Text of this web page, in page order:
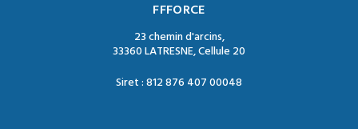
FFFORCE
23 chemin d'arcins,
33360 LATRESNE, Cellule 20
Siret : 812 876 407 00048